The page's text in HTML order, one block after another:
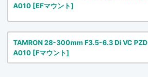
A010 [EFマウント]
TAMRON 28-300mm F3.5-6.3 Di VC PZD
A010 [Fマウント]